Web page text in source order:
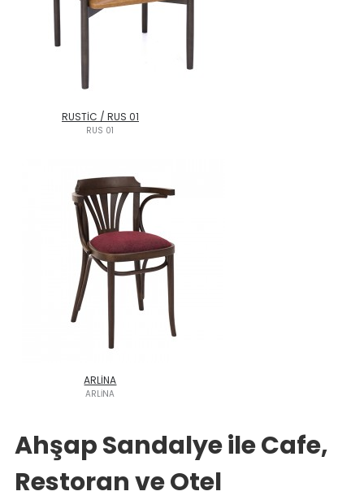
RUSTİC / RUS 01
RUS 01
ARLİNA
ARLİNA
Ahşap Sandalye ile Cafe,
Restoran ve Otel